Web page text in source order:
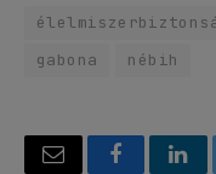
gabona
nébih